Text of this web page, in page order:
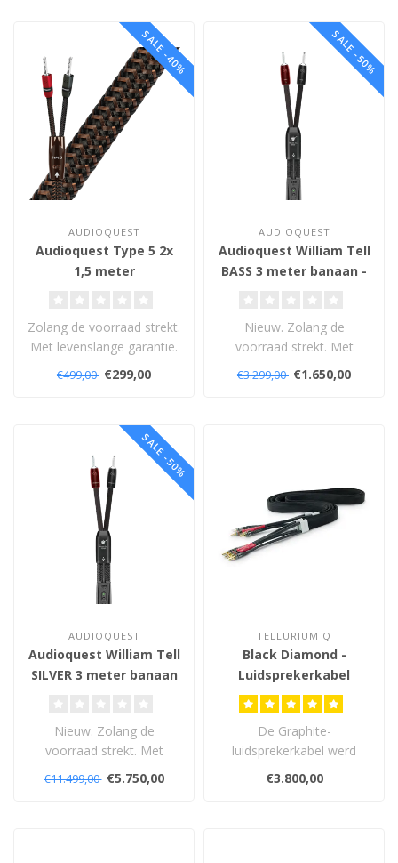
SALE -40%
AUDIOQUEST
Audioquest Type 5 2x
1,5 meter
Zolang de voorraad strekt.
Met levenslange garantie.
€499,00 €299,00
SALE -50%
AUDIOQUEST
Audioquest William Tell
BASS 3 meter banaan -
Nieuw. Zolang de
voorraad strekt. Met
levenslange garantie.
€3.299,00 €1.650,00
SALE -50%
AUDIOQUEST
Audioquest William Tell
SILVER 3 meter banaan
Nieuw. Zolang de
voorraad strekt. Met
levenslange garantie.
€11.499,00 €5.750,00
TELLURIUM Q
Black Diamond -
Luidsprekerkabel
De Graphite-
luidsprekerkabel werd
door een recensent 'de
beste luidsprekerkabels..
€3.800,00